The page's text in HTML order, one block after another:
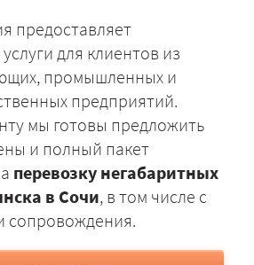
предоставляет
для клиентов из
промышленных и
предприятий.
мы готовы предложить
и полный пакет
перевозку негабаритных
в Сочи, в том числе с
сопровождения.